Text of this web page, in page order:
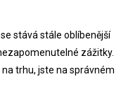
stává stále oblíbenější
zážitky.
trhu, jste na správném